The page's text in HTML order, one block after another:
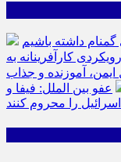
داشته باشیم
کارآفرینانه به
آموزنده و جذاب
عفو بین الملل: فیفا و
اسرائیل را محروم کنند